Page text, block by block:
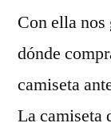
Con ella nos
dónde
camiseta
La camiseta